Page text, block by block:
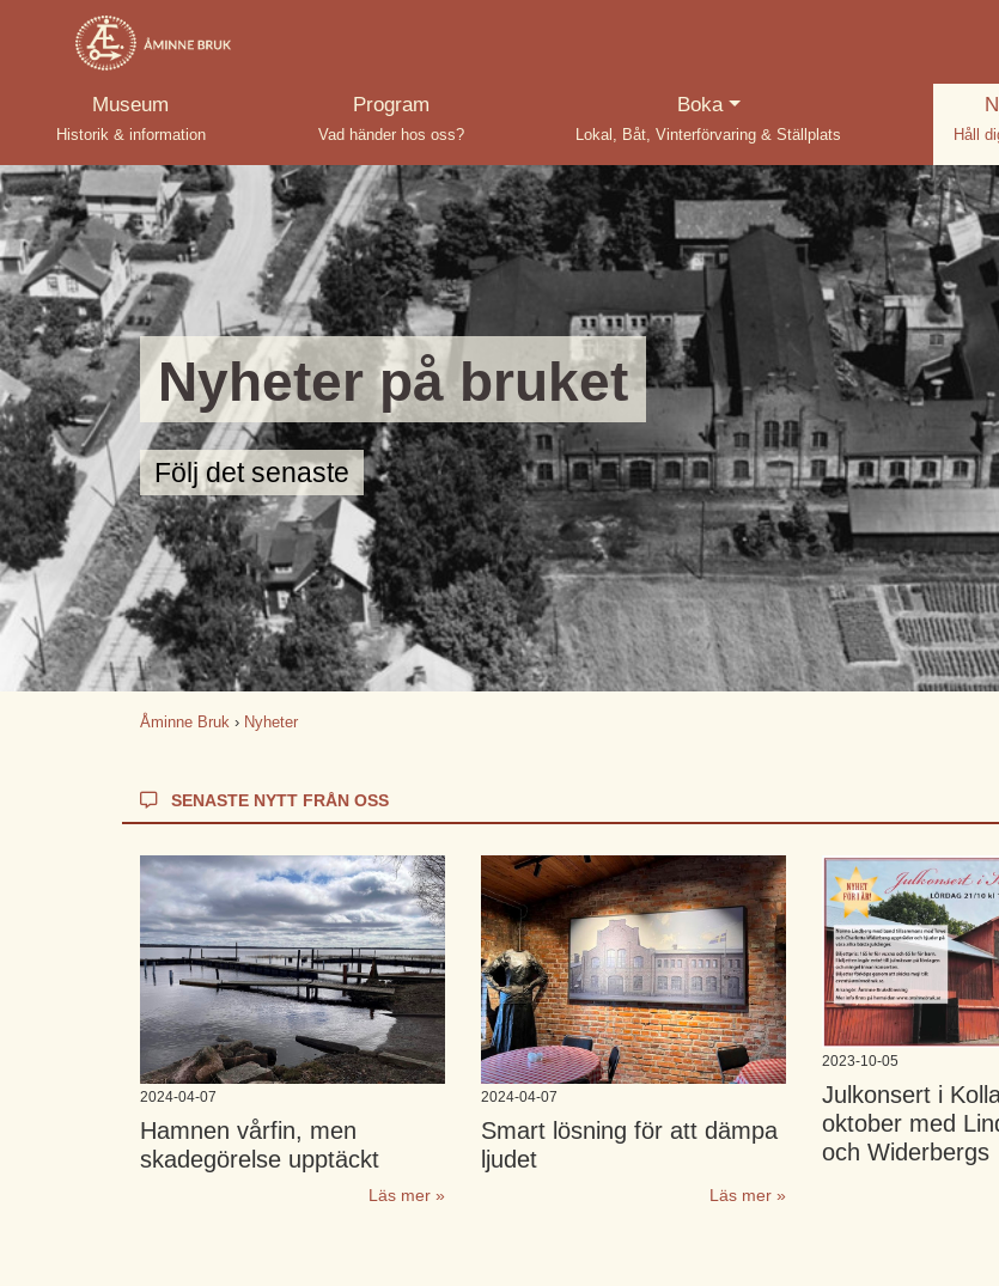
Museum
Historik & information
Program
Vad händer hos oss?
Boka(current)
Lokal, Båt, Vinterförvaring & Ställplats Håll
Nyheter på bruket
Följ det senaste
Åminne Bruk › Nyheter
SENASTE NYTT FRÅN OSS
2024-04-07
Hamnen vårfin, men
skadegörelse upptäckt
Läs mer »
2024-04-07
Smart lösning för att dämpa
ljudet
Läs mer »
2023-10-05
Julkonsert i
oktober med
och Widerbergs